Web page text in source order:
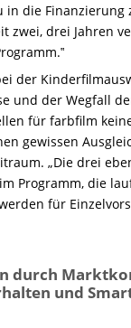
in die Finanzierung
zwei, drei Jahren
der
und der Wegfall
für farbfilm
gewissen
„Die drei
Programm, die
für
durch
und